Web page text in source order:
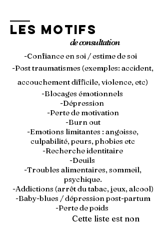
-Confiance en soi / estime de soi
-Post traumatismes (exemples: accident,
accouchement difficile, violence, etc)
-Blocages émotionnels
-Dépression
-Perte de motivation
-Burn out
-Emotions limitantes : angoisse,
culpabilité, peurs, phobies etc
-Recherche identitaire
-Deuils
-Troubles alimentaires, sommeil,
psychique.
-Addictions (arrêt du tabac, jeux, alcool)
-Baby-blues / dépression post-partum
-Perte de poids
Cette liste est non
LES MOTIFS
de consultation